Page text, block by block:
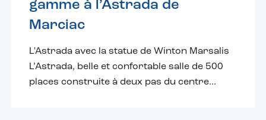
gamme à l’Astrada de
Marciac
L'Astrada avec la statue de Winton Marsalis
L’Astrada, belle et confortable salle de 500
places construite à deux pas du centre...